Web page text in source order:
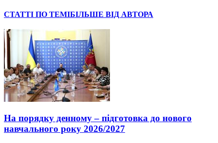
СТАТТІ ПО ТЕМІБІЛЬШЕ ВІД АВТОРА
На порядку денному – підготовка до нового
навчального року 2026/2027